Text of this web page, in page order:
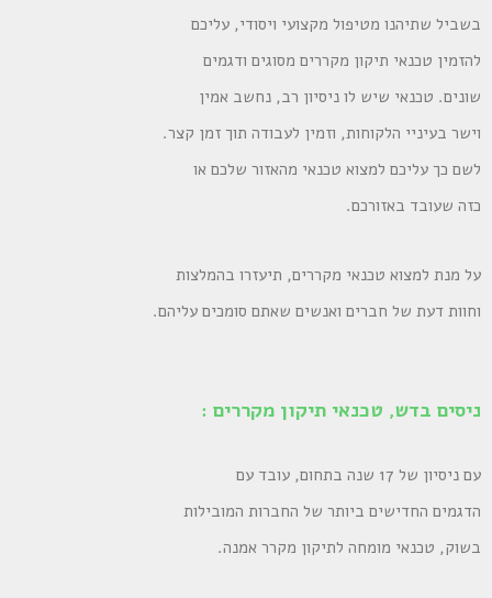
בשביל שתיהנו מטיפול מקצועי ויסודי, עליכם
להזמין טכנאי תיקון מקררים מסוגים ודגמים
שונים. טכנאי שיש לו ניסיון רב, נחשב אמין
וישר בעיניי הלקוחות, וזמין לעבודה תוך זמן קצר.
לשם כך עליכם למצוא טכנאי מהאזור שלכם או
כזה שעובד באזורכם.
על מנת למצוא טכנאי מקררים, תיעזרו בהמלצות
וחוות דעת של חברים ואנשים שאתם סומכים עליהם.
ניסים בדש, טכנאי תיקון מקררים :
עם ניסיון של 17 שנה בתחום, עובד עם
הדגמים החדישים ביותר של החברות המובילות
בשוק, טכנאי מומחה לתיקון מקרר אמנה.